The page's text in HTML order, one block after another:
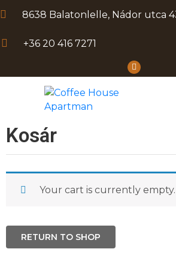
8638 Balatonlelle, Nádor utca
+36 20 416 7271
Kosár
Your cart is currently empty.
RETURN TO SHOP